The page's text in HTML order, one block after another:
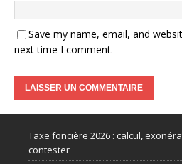
Save my name, email, and
next time I comment.
Taxe foncière 2026 : calcul,
contester